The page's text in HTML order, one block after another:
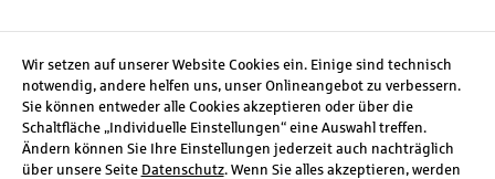
Social Media
Wir setzen auf unserer Website Cookies ein. Einige sind technisch
notwendig, andere helfen uns, unser Onlineangebot zu verbessern.
Sie können entweder alle Cookies akzeptieren oder über die
Schaltfläche „Individuelle Einstellungen“ eine Auswahl treffen.
Ändern können Sie Ihre Einstellungen jederzeit auch nachträglich
über unsere Seite Datenschutz. Wenn Sie alles akzeptieren, werden